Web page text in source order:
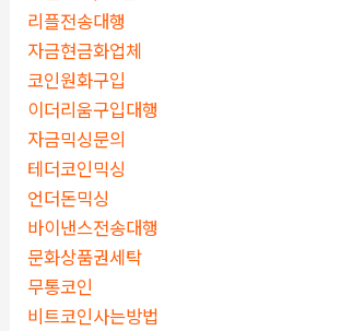
리플전송대행
자금현금화업체
코인원화구입
이더리움구입대행
자금믹싱문의
테더코인믹싱
언더돈믹싱
바이낸스전송대행
문화상품권세탁
무통코인
비트코인사는방법